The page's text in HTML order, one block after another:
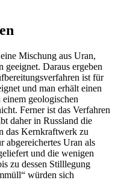
Mischung aus Uran,
Daraus ergeben
ist für
und man erhält einen
geologischen
Ferner ist das Verfahren
daher in Russland die
das Kernkraftwerk zu
abgereichertes Uran als
und die wenigen
zu dessen Stilllegung
würden sich